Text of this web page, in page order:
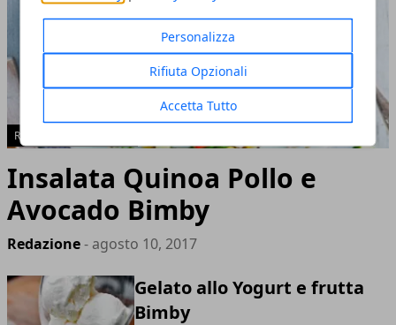
Personalizza
Rifiuta Opzionali
Accetta Tutto
RICETTE BIMBY ESTATE
Insalata Quinoa Pollo e
Avocado Bimby
Redazione- agosto 10, 2017
Gelato allo Yogurt e frutta
Bimby